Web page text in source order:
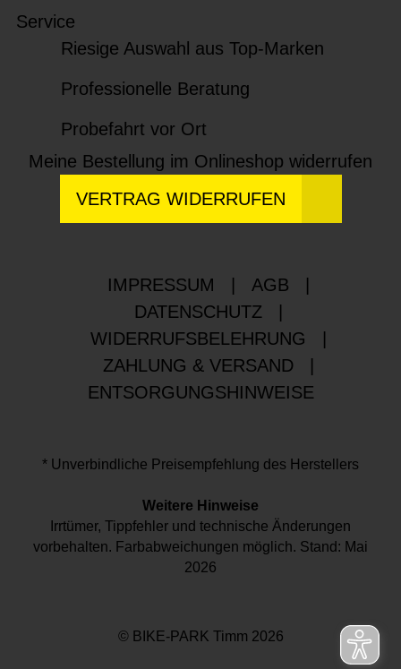
Service
Riesige Auswahl aus Top-Marken
Professionelle Beratung
Probefahrt vor Ort
Meine Bestellung im Onlineshop widerrufen
VERTRAG WIDERRUFEN
IMPRESSUM AGB
DATENSCHUTZ
WIDERRUFSBELEHRUNG
ZAHLUNG & VERSAND
ENTSORGUNGSHINWEISE
* Unverbindliche Preisempfehlung des Herstellers
Weitere Hinweise
Irrtümer, Tippfehler und technische Änderungen
vorbehalten. Farbabweichungen möglich. Stand: Mai
2026
© BIKE-PARK Timm 2026